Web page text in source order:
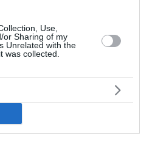
Use,
or Sharing of my
Unrelated with the
was collected.